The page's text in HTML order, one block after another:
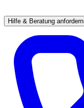
Hilfe & Beratung anfordern